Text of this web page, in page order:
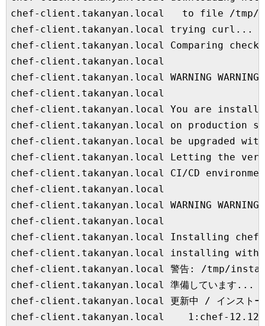
chef-client.takanyan.local   to file /tmp/
chef-client.takanyan.local trying curl...
chef-client.takanyan.local Comparing
chef-client.takanyan.local
chef-client.takanyan.local WARNING WARNING
chef-client.takanyan.local
chef-client.takanyan.local You are
chef-client.takanyan.local on production
chef-client.takanyan.local be upgraded
chef-client.takanyan.local Letting the
chef-client.takanyan.local CI/CD
chef-client.takanyan.local
chef-client.takanyan.local WARNING WARNING
chef-client.takanyan.local
chef-client.takanyan.local Installing chef
chef-client.takanyan.local installing with
chef-client.takanyan.local 警告: /tmp/
chef-client.takanyan.local 準備しています...
chef-client.takanyan.local 更新中 / インスト
chef-client.takanyan.local    1:chef-